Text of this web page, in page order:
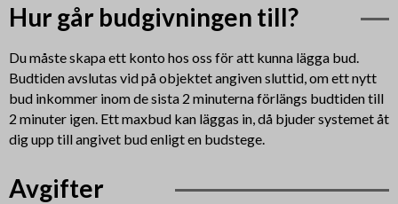
Hur går budgivningen till?
Du måste skapa ett konto hos oss för att kunna lägga bud.
Budtiden avslutas vid på objektet angiven sluttid, om ett nytt
bud inkommer inom de sista 2 minuterna förlängs budtiden till
2 minuter igen. Ett maxbud kan läggas in, då bjuder systemet åt
dig upp till angivet bud enligt en budstege.
Avgifter